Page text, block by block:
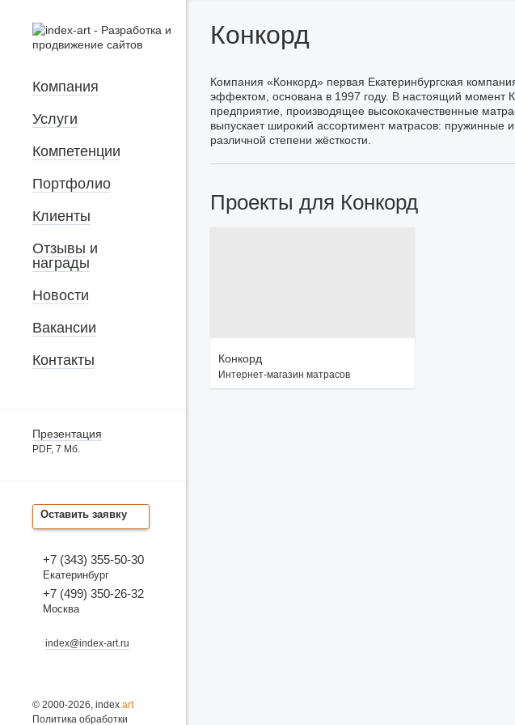
Компания
Услуги
Компетенции
Портфолио
Клиенты
Отзывы и
награды
Новости
Вакансии
Контакты
Презентация
PDF, 7 Мб.
Оставить заявку
+7 (343) 355-50-30
Екатеринбург
+7 (499) 350-26-32
Москва
index@index-art.ru
© 2000-2026, index.art
Политика обработки
Конкорд
Компания «Конкорд» первая Екатеринбургская
эффектом, основана в 1997 году. В настоящий момент
предприятие, производящее высококачественные
выпускает широкий ассортимент матрасов: пружинные
различной степени жёсткости.
Проекты для Конкорд
Конкорд
Интернет-магазин матрасов